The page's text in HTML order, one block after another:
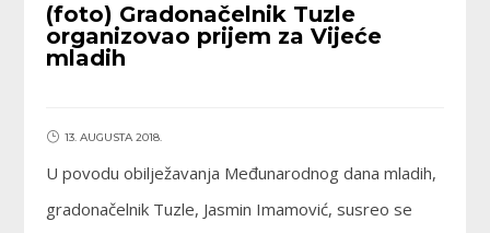
(foto) Gradonačelnik Tuzle
organizovao prijem za Vijeće
mladih
13. AUGUSTA 2018.
U povodu obilježavanja Međunarodnog dana mladih,
gradonačelnik Tuzle, Jasmin Imamović, susreo se